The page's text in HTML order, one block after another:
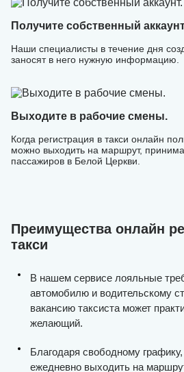
Получите собственный
Наши специалисты в течение дня
заносят в него нужную информацию.
Выходите в рабочие смены.
Когда регистрация в такси онлайн
можно выходить на маршрут,
пассажиров в Белой Церкви.
Преимущества онлайн
такси
В нашем сервисе лояльные
автомобилю и водительскому
вакансию таксиста может
желающий.
Благодаря свободному
ежедневно выходить на